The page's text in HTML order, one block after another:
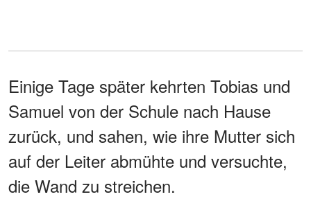
Einige Tage später kehrten Tobias und
Samuel von der Schule nach Hause
zurück, und sahen, wie ihre Mutter sich
auf der Leiter abmühte und versuchte,
die Wand zu streichen.